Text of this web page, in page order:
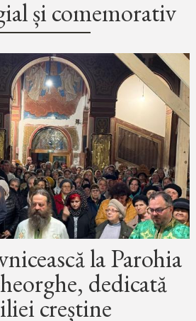
și comemorativ
la Parohia
dedicată
creștine